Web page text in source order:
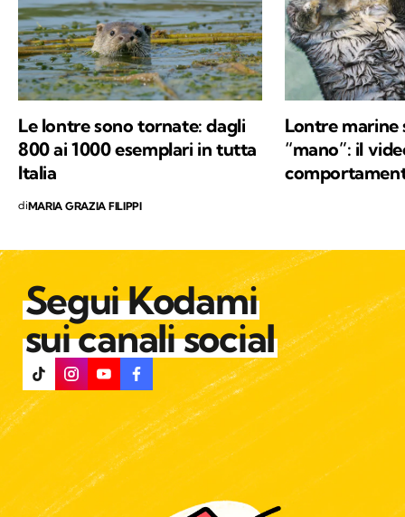
di Kodami ho ritrovato i miei valori e un
approccio consapevole ma agile ai problemi
del mondo.
Le lontre sono tornate: dagli
800 ai 1000 esemplari in tutta
Italia
diMARIA GRAZIA FILIPPI
Lontre marine
“mano”: il
Segui Kodami
sui canali social